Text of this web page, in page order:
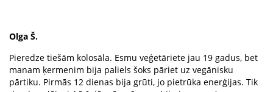
Olga Š.
Pieredze tiešām kolosāla. Esmu veģetāriete jau 19 gadus, bet
manam ķermenim bija paliels šoks pāriet uz vegānisku
pārtiku. Pirmās 12 dienas bija grūti, jo pietrūka enerģijas. Tik